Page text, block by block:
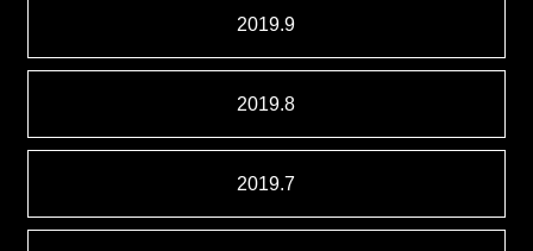
2019.9
2019.8
2019.7